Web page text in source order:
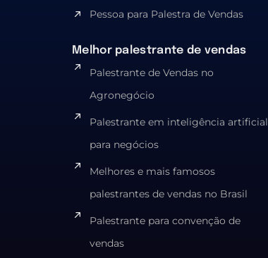
Pessoa para Palestra de Vendas
Melhor palestrante de vendas
Palestrante de Vendas no
Agronegócio
Palestrante em inteligência artificial
para negócios
Melhores e mais famosos
palestrantes de vendas no Brasil
Palestrante para convenção de
vendas